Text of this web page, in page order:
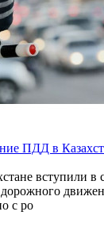
ПДД в
вступили
с ро